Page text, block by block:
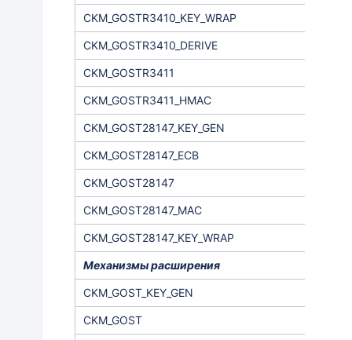
CKM_GOSTR3410_KEY_WRAP
CKM_GOSTR3410_DERIVE
CKM_GOSTR3411
CKM_GOSTR3411_HMAC
CKM_GOST28147_KEY_GEN
CKM_GOST28147_ECB
CKM_GOST28147
CKM_GOST28147_MAC
CKM_GOST28147_KEY_WRAP
Механизмы расширения
CKM_GOST_KEY_GEN
CKM_GOST